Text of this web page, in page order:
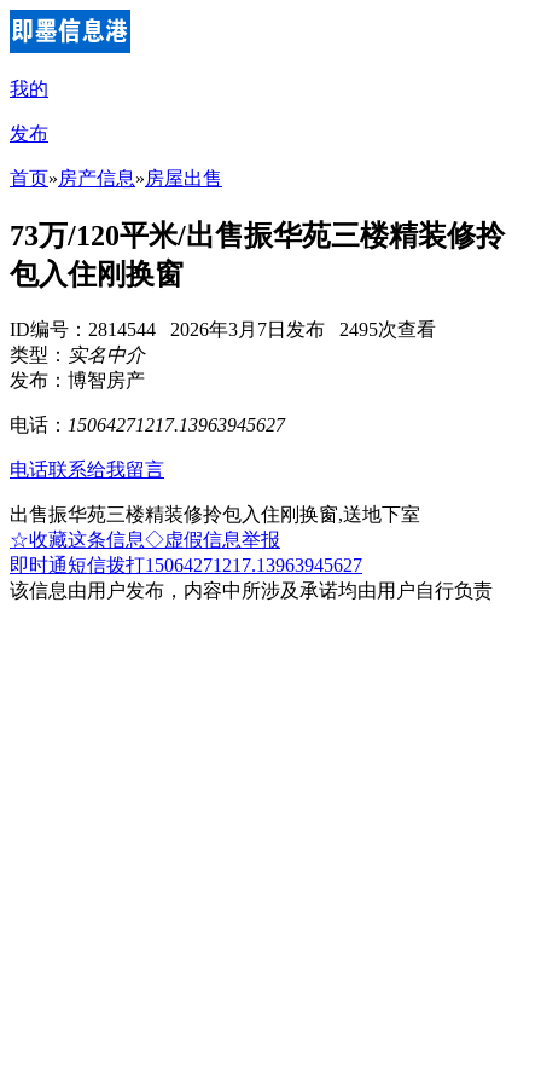
我的
发布
首页»房产信息»房屋出售
73万/120平米/出售振华苑三楼精装修拎
包入住刚换窗
ID编号：2814544 2026年3月7日发布 2495次查看
类型： 实名中介
发布：博智房产
电话： 15064271217.13963945627
电话联系给我留言
出售振华苑三楼精装修拎包入住刚换窗,送地下室
☆收藏这条信息◇虚假信息举报
即时通短信拨打15064271217.13963945627
该信息由用户发布，内容中所涉及承诺均由用户自行负责